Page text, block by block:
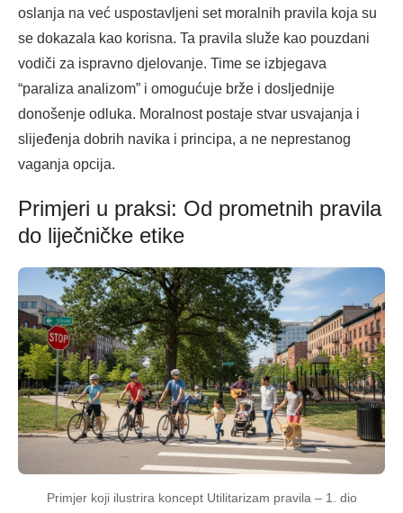
oslanja na već uspostavljeni set moralnih pravila koja su
se dokazala kao korisna. Ta pravila služe kao pouzdani
vodiči za ispravno djelovanje. Time se izbjegava
“paraliza analizom” i omogućuje brže i dosljednije
donošenje odluka. Moralnost postaje stvar usvajanja i
slijeđenja dobrih navika i principa, a ne neprestanog
vaganja opcija.
Primjeri u praksi: Od prometnih pravila
do liječničke etike
Primjer koji ilustrira koncept Utilitarizam pravila – 1. dio